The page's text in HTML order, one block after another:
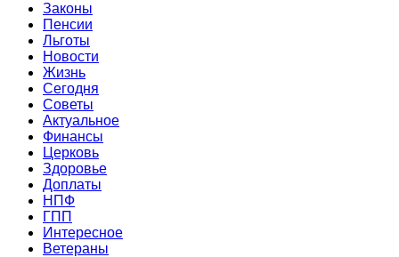
Законы
Пенсии
Льготы
Новости
Жизнь
Сегодня
Советы
Актуальное
Финансы
Церковь
Здоровье
Доплаты
НПФ
ГПП
Интересное
Ветераны